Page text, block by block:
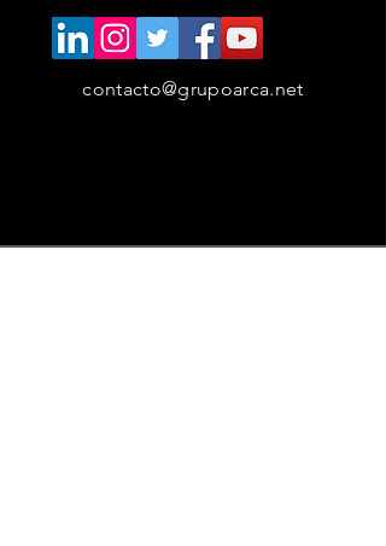
contacto@grupoarca.net